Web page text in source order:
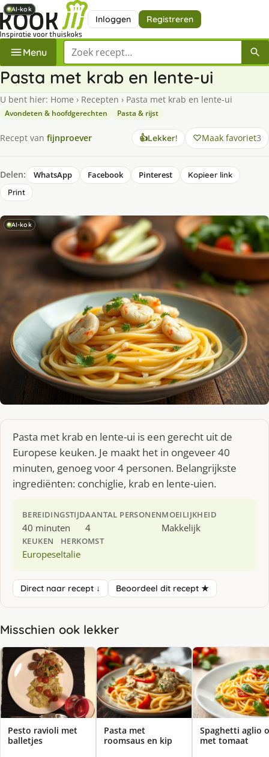
Inloggen Registreren
Menu Zoek een recept
Pasta met krab en lente-ui
U bent hier: Home › Recepten › Pasta met krab en lente-ui
Avondeten & hoofdgerechten Pasta & rijst
Recept van fijnproever 👍Lekker! Maak favoriet3
Delen: WhatsApp Facebook Pinterest
Kopieer link
Print
AI-kok
Pasta met krab en lente-ui is een gerecht uit de
Europese keuken. Je maakt het in ongeveer 40
minuten, genoeg voor 4 personen. Belangrijkste
ingrediënten: conchiglie, krab en lente-uien.
BEREIDINGSTIJD
40 minuten
AANTAL PERSONEN
4
MOEILIJKHEID
Makkelijk
KEUKEN
Europese
HERKOMST
Italie
Direct naar recept ↓ Beoordeel dit recept ★
Misschien ook lekker
Pesto ravioli met
balletjes
AI-kok
Pasta met
roomsaus en kip
AI-kok
Spaghetti aglio
met tomaat
AI-kok
AI-kok
AI-kok
AI-kok